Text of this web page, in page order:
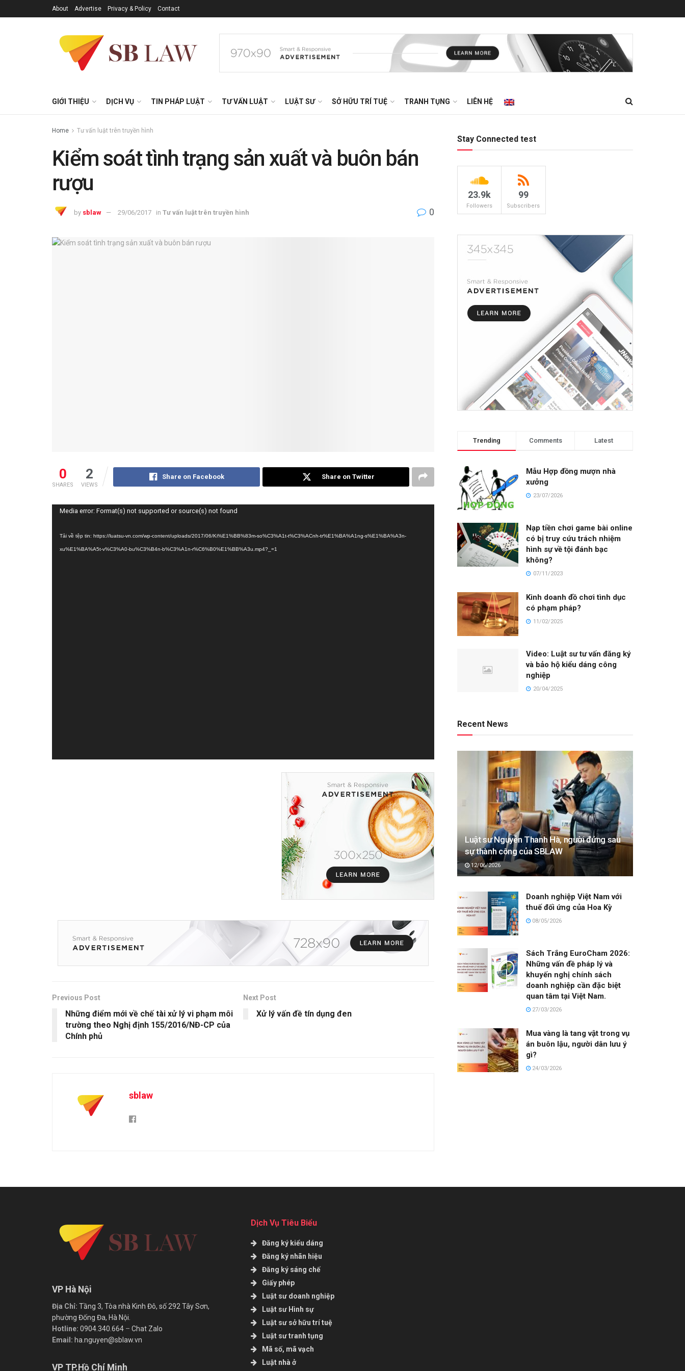
About Advertise Privacy & Policy Contact
GIỚI THIỆU DỊCH VỤ TIN PHÁP LUẬT TƯ VẤN LUẬT LUẬT SƯ SỞ HỮU TRÍ TUỆ TRANH TỤNG LIÊN HỆ
Home Tư vấn luật trên truyền hình
Kiểm soát tình trạng sản xuất và buôn bán
rượu
by sblaw 29/06/2017 in Tư vấn luật trên truyền hình 0
0
SHARES
2
VIEWS
Share on Facebook Share on Twitter
Trình
Video
Media error: Format(s) not supported or source(s) not found
Tải về tệp tin: https://luatsu-vn.com/wp-content/uploads/2017/06/Ki%E1%BB%83m-so%C3%A1t-t%C3%ACnh-tr%E1%BA%A1ng-s%E1%BA%A3n-
xu%E1%BA%A5t-v%C3%A0-bu%C3%B4n-b%C3%A1n-r%C6%B0%E1%BB%A3u.mp4?_=1
Previous Post
Những điểm mới về chế tài xử lý vi phạm môi
trường theo Nghị định 155/2016/NĐ-CP của
Chính phủ
Next Post
Xử lý vấn đề tín dụng đen
sblaw
Stay Connected test
23.9k
Followers
99
Subscribers
Trending Comments Latest
Mẫu Hợp đồng mượn nhà
xưởng
23/07/2026
Nạp tiền chơi game bài online
có bị truy cứu trách nhiệm
hình sự về tội đánh bạc
không?
07/11/2023
Kinh doanh đồ chơi tình dục
có phạm pháp?
11/02/2025
Video: Luật sư tư vấn đăng ký
và bảo hộ kiểu dáng công
nghiệp
20/04/2025
Recent News
Luật sư Nguyễn Thanh Hà, người đứng sau
sự thành công của SBLAW
12/06/2026
Doanh nghiệp Việt Nam với
thuế đối ứng của Hoa Kỳ
08/05/2026
Sách Trắng EuroCham 2026:
Những vấn đề pháp lý và
khuyến nghị chính sách
doanh nghiệp cần đặc biệt
quan tâm tại Việt Nam.
27/03/2026
Mua vàng là tang vật trong vụ
án buôn lậu, người dân lưu ý
gì?
24/03/2026
VP Hà Nội
Địa Chỉ: Tầng 3, Tòa nhà Kinh Đô, số 292 Tây Sơn,
phường Đống Đa, Hà Nội.
Hotline: 0904.340.664 – Chat Zalo
Email: ha.nguyen@sblaw.vn
VP TP.Hồ Chí Minh
Dịch Vụ Tiêu Biểu
Đăng ký kiểu dáng
Đăng ký nhãn hiệu
Đăng ký sáng chế
Giấy phép
Luật sư doanh nghiệp
Luật sư Hình sự
Luật sư sở hữu trí tuệ
Luật sư tranh tụng
Mã số, mã vạch
Luật nhà ở